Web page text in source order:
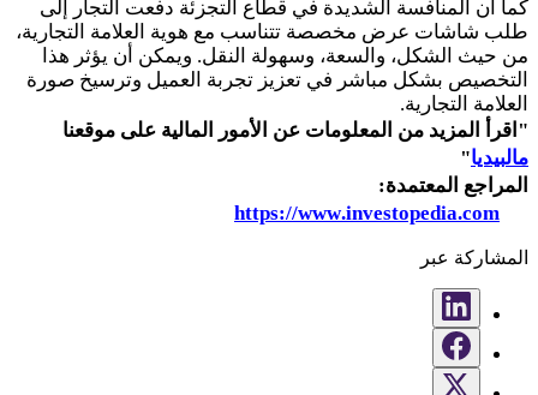
كما أن المنافسة الشديدة في قطاع التجزئة دفعت التجار إلى
طلب شاشات عرض مخصصة تتناسب مع هوية العلامة التجارية،
من حيث الشكل، والسعة، وسهولة النقل. ويمكن أن يؤثر هذا
التخصيص بشكل مباشر في تعزيز تجربة العميل وترسيخ صورة
العلامة التجارية.
" اقرأ المزيد من المعلومات عن الأمور المالية على موقعنا
مالبيديا"
المراجع المعتمدة:
https://www.investopedia.com
المشاركة عبر